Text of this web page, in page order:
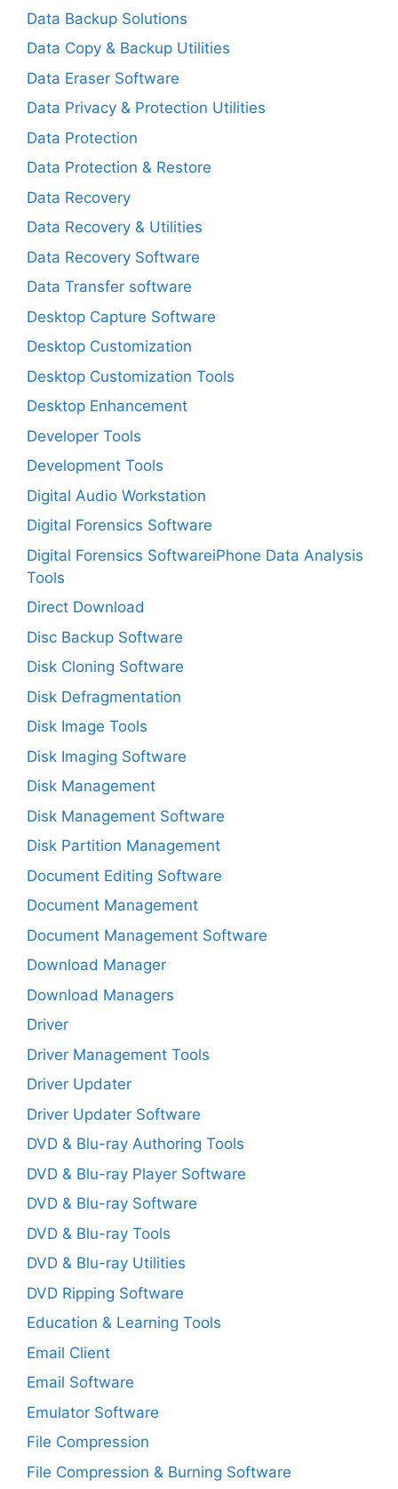
Data Backup Solutions
Data Copy & Backup Utilities
Data Eraser Software
Data Privacy & Protection Utilities
Data Protection
Data Protection & Restore
Data Recovery
Data Recovery & Utilities
Data Recovery Software
Data Transfer software
Desktop Capture Software
Desktop Customization
Desktop Customization Tools
Desktop Enhancement
Developer Tools
Development Tools
Digital Audio Workstation
Digital Forensics Software
Digital Forensics SoftwareiPhone Data Analysis
Tools
Direct Download
Disc Backup Software
Disk Cloning Software
Disk Defragmentation
Disk Image Tools
Disk Imaging Software
Disk Management
Disk Management Software
Disk Partition Management
Document Editing Software
Document Management
Document Management Software
Download Manager
Download Managers
Driver
Driver Management Tools
Driver Updater
Driver Updater Software
DVD & Blu-ray Authoring Tools
DVD & Blu-ray Player Software
DVD & Blu-ray Software
DVD & Blu-ray Tools
DVD & Blu-ray Utilities
DVD Ripping Software
Education & Learning Tools
Email Client
Email Software
Emulator Software
File Compression
File Compression & Burning Software